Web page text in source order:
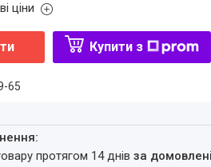
ціни
Купити з
65
протягом 14 днів за